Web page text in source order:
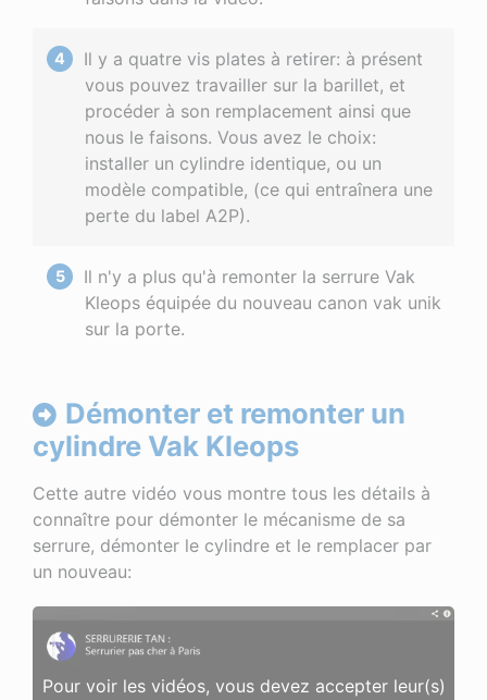
Il y a quatre vis plates à retirer: à présent
vous pouvez travailler sur la barillet, et
procéder à son remplacement ainsi que
nous le faisons. Vous avez le choix:
installer un cylindre identique, ou un
modèle compatible, (ce qui entraînera une
perte du label A2P).
Il n'y a plus qu'à remonter la serrure Vak
Kleops équipée du nouveau canon vak unik
sur la porte.
Démonter et remonter un
cylindre Vak Kleops
Cette autre vidéo vous montre tous les détails à
connaître pour démonter le mécanisme de sa
serrure, démonter le cylindre et le remplacer par
un nouveau:
Pour voir les vidéos, vous devez accepter leur(s)